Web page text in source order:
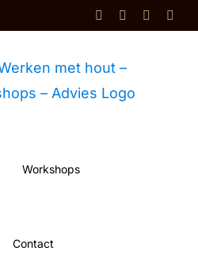
FacebookInstagram
Shop
Workshops
Contact